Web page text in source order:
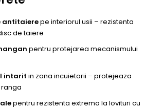
antitaierepe interiorul usii – rezistenta
de taiere
pentru protejarea mecanismului
intarit in zona incuietorii – protejeaza
pentru rezistenta extrema la lovituri cu